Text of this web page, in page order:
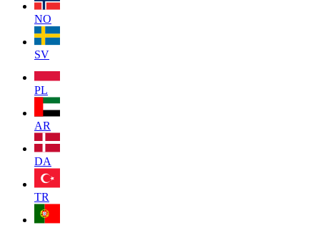
NO
SV
PL
AR
DA
TR